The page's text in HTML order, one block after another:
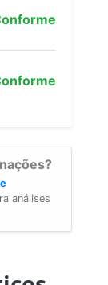
análises